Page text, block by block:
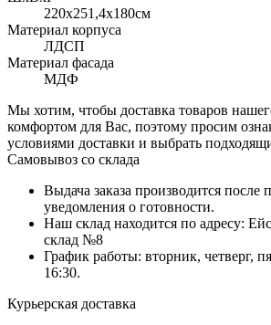
220x251,4х180см
Материал корпуса
ЛДСП
Материал фасада
МДФ
Мы хотим, чтобы доставка товаров
комфортом для Вас, поэтому просим
условиями доставки и выбрать
Самовывоз со склада
Выдача заказа производится после
уведомления о готовности.
Наш склад находится по адресу:
склад №8
График работы: вторник, четверг,
16:30.
Курьерская доставка